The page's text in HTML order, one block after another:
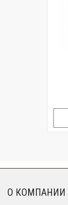
О КОМПАНИИ